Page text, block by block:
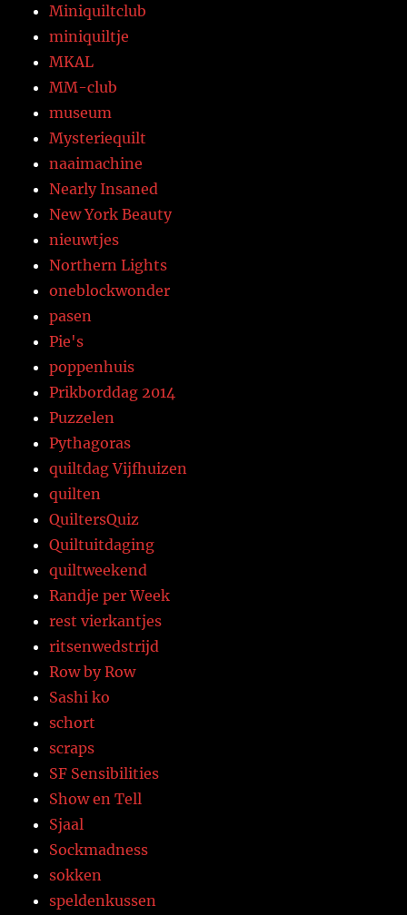
Miniquiltclub
miniquiltje
MKAL
MM-club
museum
Mysteriequilt
naaimachine
Nearly Insaned
New York Beauty
nieuwtjes
Northern Lights
oneblockwonder
pasen
Pie's
poppenhuis
Prikborddag 2014
Puzzelen
Pythagoras
quiltdag Vijfhuizen
quilten
QuiltersQuiz
Quiltuitdaging
quiltweekend
Randje per Week
rest vierkantjes
ritsenwedstrijd
Row by Row
Sashi ko
schort
scraps
SF Sensibilities
Show en Tell
Sjaal
Sockmadness
sokken
speldenkussen